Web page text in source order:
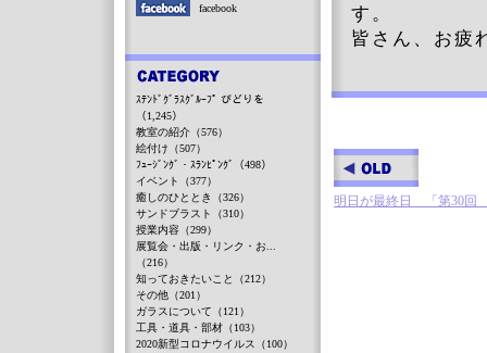
す。
皆さん、お疲
明日が最終日 「第30回
facebook
ｽﾃﾝﾄﾞｸﾞﾗｽｸﾞﾙｰﾌﾟ びどりを
（1,245）
教室の紹介（576）
絵付け（507）
ﾌｭｰｼﾞﾝｸﾞ・ｽﾗﾝﾋﾟﾝｸﾞ（498）
イベント（377）
癒しのひととき（326）
サンドブラスト（310）
授業内容（299）
展覧会・出版・リンク・お...
（216）
知っておきたいこと（212）
その他（201）
ガラスについて（121）
工具・道具・部材（103）
2020新型コロナウイルス（100）